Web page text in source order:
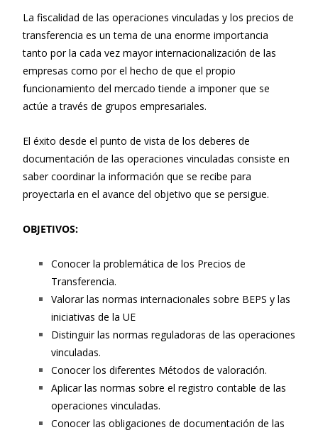
La fiscalidad de las operaciones vinculadas y los precios de
transferencia es un tema de una enorme importancia
tanto por la cada vez mayor internacionalización de las
empresas como por el hecho de que el propio
funcionamiento del mercado tiende a imponer que se
actúe a través de grupos empresariales.
El éxito desde el punto de vista de los deberes de
documentación de las operaciones vinculadas consiste en
saber coordinar la información que se recibe para
proyectarla en el avance del objetivo que se persigue.
OBJETIVOS:
Conocer la problemática de los Precios de
Transferencia.
Valorar las normas internacionales sobre BEPS y las
iniciativas de la UE
Distinguir las normas reguladoras de las operaciones
vinculadas.
Conocer los diferentes Métodos de valoración.
Aplicar las normas sobre el registro contable de las
operaciones vinculadas.
Conocer las obligaciones de documentación de las